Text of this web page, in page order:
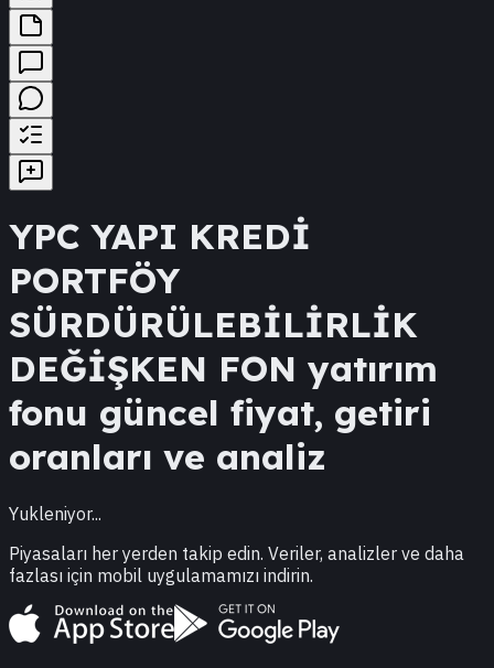
YPC YAPI KREDİ
PORTFÖY
SÜRDÜRÜLEBİLİRLİK
DEĞİŞKEN FON yatırım
fonu güncel fiyat, getiri
oranları ve analiz
Yukleniyor...
Piyasaları her yerden takip edin. Veriler, analizler ve daha
fazlası için mobil uygulamamızı indirin.